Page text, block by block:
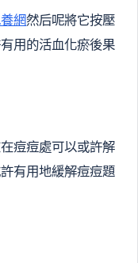
網然后呢將它按壓
用的活血化瘀後果
痘痘處可以或許解
有用地緩解痘痘題